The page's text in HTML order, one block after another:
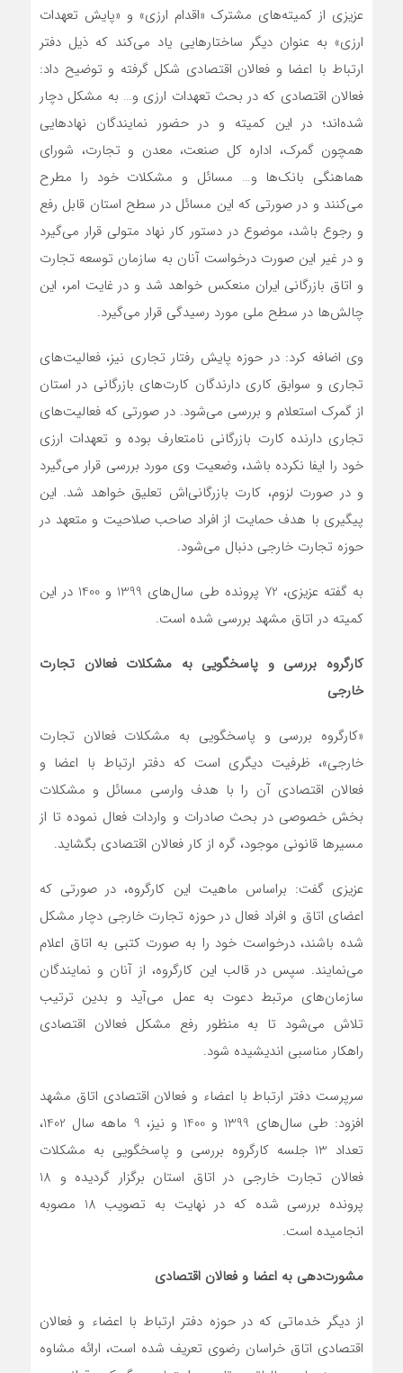
عزیزی از کمیته‌های مشترک «اقدام ارزی» و «پایش تعهدات
ارزی» به عنوان دیگر ساختارهایی یاد می‌کند که ذیل دفتر
ارتباط با اعضا و فعالان اقتصادی شکل گرفته و توضیح داد:
فعالان اقتصادی که در بحث تعهدات ارزی و… به مشکل دچار
شده‌اند؛ در این کمیته و در حضور نمایندگان نهادهایی
همچون گمرک، اداره کل صنعت، معدن و تجارت، شورای
هماهنگی بانک‌ها و… مسائل و مشکلات خود را مطرح
می‌کنند و در صورتی که این مسائل در سطح استان قابل رفع
و رجوع باشد، موضوع در دستور کار نهاد متولی قرار می‌گیرد
و در غیر این صورت درخواست آنان به سازمان توسعه تجارت
و اتاق بازرگانی ایران منعکس خواهد شد و در غایت امر، این
چالش‌ها در سطح ملی مورد رسیدگی قرار می‌گیرد.
وی اضافه کرد: در حوزه پایش رفتار تجاری نیز، فعالیت‌های
تجاری و سوابق کاری دارندگان کارت‌های بازرگانی در استان
از گمرک استعلام و بررسی می‌شود. در صورتی که فعالیت‌های
تجاری دارنده کارت بازرگانی نامتعارف بوده و تعهدات ارزی
خود را ایفا نکرده باشد، وضعیت وی مورد بررسی قرار می‌گیرد
و در صورت لزوم، کارت بازرگانی‌اش تعلیق خواهد شد. این
پیگیری با هدف حمایت از افراد صاحب صلاحیت و متعهد در
حوزه تجارت خارجی دنبال می‌شود.
به گفته عزیزی، 72 پرونده طی سال‌های 1399 و 1400 در این
کمیته در اتاق مشهد بررسی شده است.
کارگروه بررسی و پاسخگویی به مشکلات فعالان تجارت
خارجی
«کارگروه بررسی و پاسخگویی به مشکلات فعالان تجارت
خارجی»، ظرفیت دیگری است که دفتر ارتباط با اعضا و
فعالان اقتصادی آن را با هدف وارسی مسائل و مشکلات
بخش خصوصی در بحث صادرات و واردات فعال نموده تا از
مسیرها قانونی موجود، گره از کار فعالان اقتصادی بگشاید.
عزیزی گفت: براساس ماهیت این کارگروه، در صورتی که
اعضای اتاق و افراد فعال در حوزه تجارت خارجی دچار مشکل
شده باشند، درخواست خود را به صورت کتبی به اتاق اعلام
می‌نمایند. سپس در قالب این کارگروه، از آنان و نمایندگان
سازمان‌های مرتبط دعوت به عمل می‌آید و بدین ترتیب
تلاش می‌شود تا به منظور رفع مشکل فعالان اقتصادی
راهکار مناسبی اندیشیده شود.
سرپرست دفتر ارتباط با اعضاء و فعالان اقتصادی اتاق مشهد
افزود: طی سال‌های 1399 و 1400 و نیز، 9 ماهه سال 1402،
تعداد 13 جلسه کارگروه بررسی و پاسخگویی به مشکلات
فعالان تجارت خارجی در اتاق استان برگزار گردیده و 18
پرونده بررسی شده که در نهایت به تصویب 18 مصوبه
انجامیده است.
مشورت‌دهی به اعضا و فعالان اقتصادی
از دیگر خدماتی که در حوزه دفتر ارتباط با اعضاء و فعالان
اقتصادی اتاق خراسان رضوی تعریف شده است، ارائه مشاوه